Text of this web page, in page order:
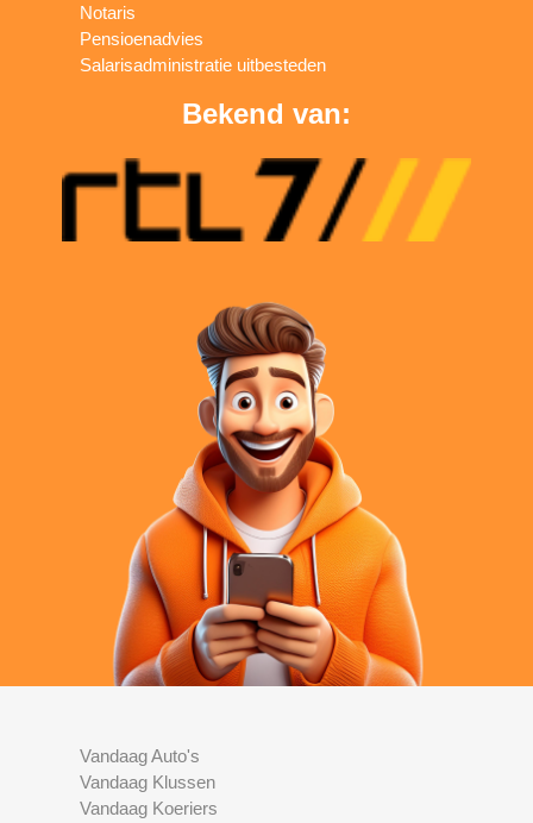
Notaris
Pensioenadvies
Salarisadministratie uitbesteden
Bekend van:
Vandaag Auto's
Vandaag Klussen
Vandaag Koeriers